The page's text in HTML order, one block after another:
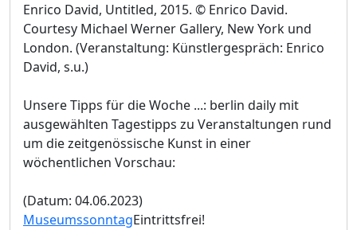
Enrico David, Untitled, 2015. © Enrico David.
Courtesy Michael Werner Gallery, New York und
London. (Veranstaltung: Künstlergespräch: Enrico
David, s.u.)
Unsere Tipps für die Woche ...: berlin daily mit
ausgewählten Tagestipps zu Veranstaltungen rund
um die zeitgenössische Kunst in einer
wöchentlichen Vorschau:
(Datum: 04.06.2023)
MuseumssonntagEintrittsfrei!